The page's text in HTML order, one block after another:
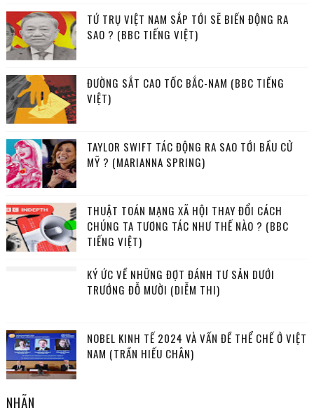
TỨ TRỤ VIỆT NAM SẮP TỚI SẼ BIẾN ĐỘNG RA
SAO ? (BBC TIẾNG VIỆT)
ĐƯỜNG SẮT CAO TỐC BẮC-NAM (BBC TIẾNG
VIỆT)
TAYLOR SWIFT TÁC ĐỘNG RA SAO TỚI BẦU CỬ
MỸ ? (MARIANNA SPRING)
THUẬT TOÁN MẠNG XÃ HỘI THAY ĐỔI CÁCH
CHÚNG TA TƯƠNG TÁC NHƯ THẾ NÀO ? (BBC
TIẾNG VIỆT)
KÝ ỨC VỀ NHỮNG ĐỢT ĐÁNH TƯ SẢN DƯỚI
TRƯỚNG ĐỖ MƯỜI (DIỄM THI)
NOBEL KINH TẾ 2024 VÀ VẤN ĐỀ THỂ CHẾ Ở VIỆT
NAM (TRẦN HIẾU CHÂN)
NHÃN